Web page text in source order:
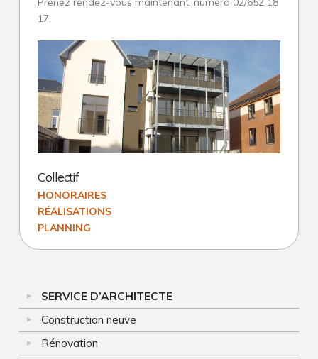
Villa d’exception et de prestige
Rénovation sur-mesure
Patrimoine
Collectif
Innovation : l’architecte de solutions
Rénovation
Urbanisme
Expertise
Honoraire
17.
Collectif
HONORAIRES
RÉALISATIONS
PLANNING
SERVICE D’ARCHITECTE
Construction neuve
Rénovation